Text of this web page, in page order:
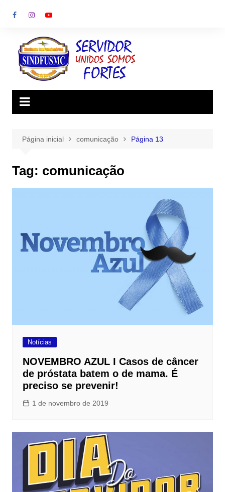
para
conteúdo
Página inicial comunicação Página 13
Tag: comunicação
Notícias
NOVEMBRO AZUL I Casos de câncer
de próstata batem o de mama. É
preciso se prevenir!
1 de novembro de 2019